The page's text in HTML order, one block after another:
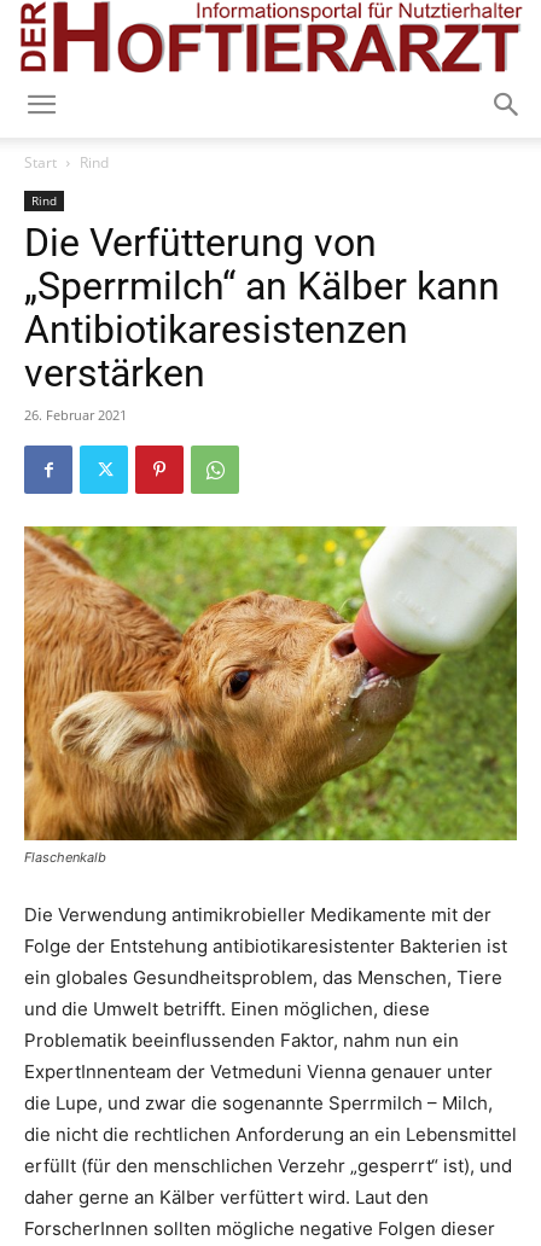
Start Rind
Rind
Die Verfütterung von
„Sperrmilch“ an Kälber kann
Antibiotikaresistenzen
verstärken
26. Februar 2021
Flaschenkalb
Die Verwendung antimikrobieller Medikamente mit der
Folge der Entstehung antibiotikaresistenter Bakterien ist
ein globales Gesundheitsproblem, das Menschen, Tiere
und die Umwelt betrifft. Einen möglichen, diese
Problematik beeinflussenden Faktor, nahm nun ein
ExpertInnenteam der Vetmeduni Vienna genauer unter
die Lupe, und zwar die sogenannte Sperrmilch – Milch,
die nicht die rechtlichen Anforderung an ein Lebensmittel
erfüllt (für den menschlichen Verzehr „gesperrt“ ist), und
daher gerne an Kälber verfüttert wird. Laut den
ForscherInnen sollten mögliche negative Folgen dieser